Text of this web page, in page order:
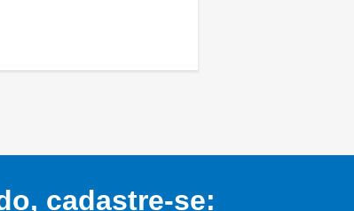
cadastre-se: